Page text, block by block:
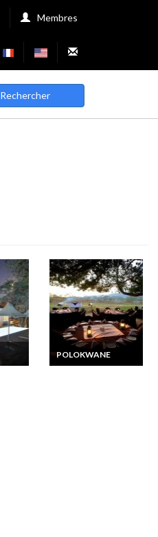
Membres
Rechercher
POLOKWANE
Afrique du Sud Bed